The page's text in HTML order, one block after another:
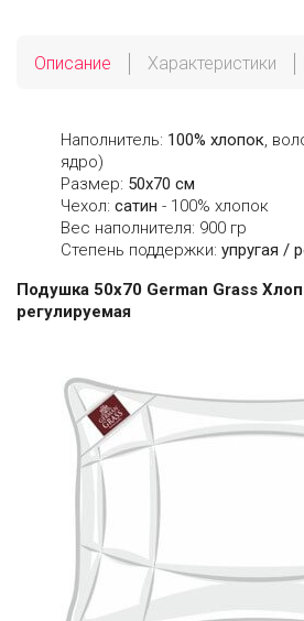
Описание Характеристики
Наполнитель: 100% хлопок,
ядро)
Размер: 50х70 см
Чехол: сатин - 100% хлопок
Вес наполнителя: 900 гр
Степень поддержки: упругая /
Подушка 50х70 German Grass
регулируемая